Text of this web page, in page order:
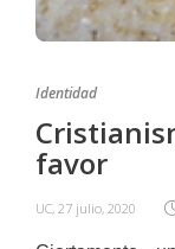
Identidad
favor
UC, 27 julio, 2020